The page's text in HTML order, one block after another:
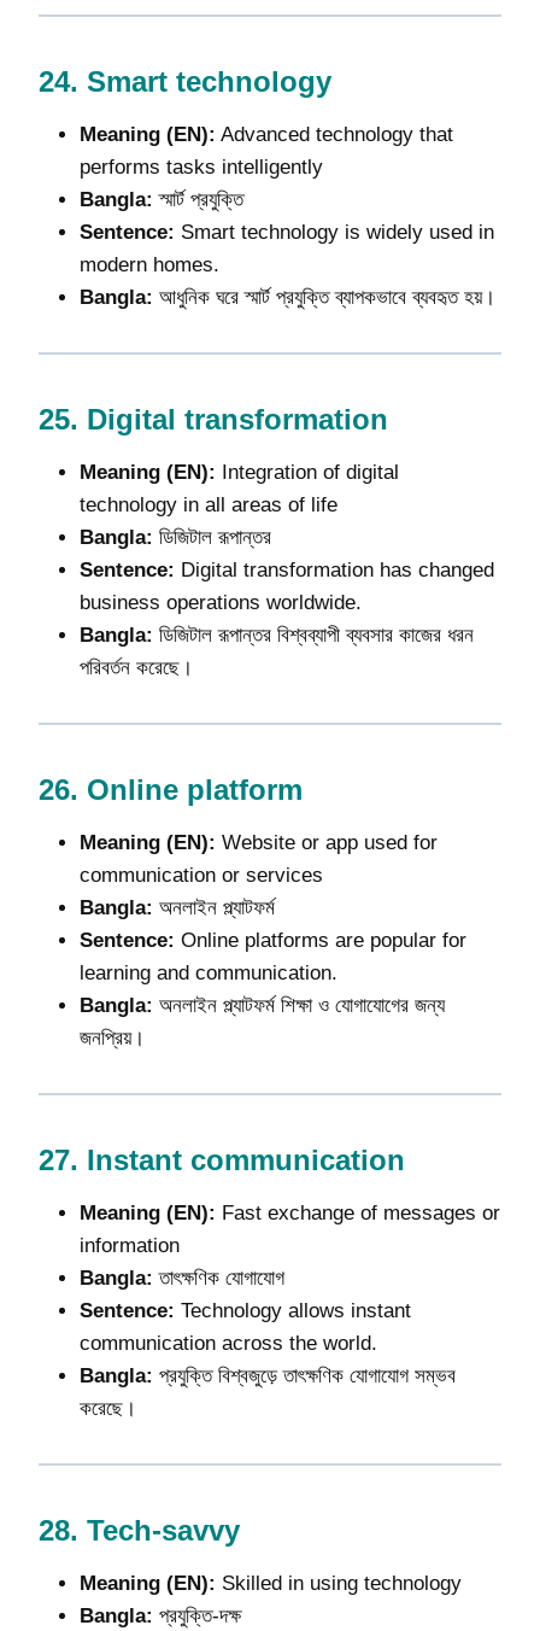
24. Smart technology
Meaning (EN): Advanced technology that
performs tasks intelligently
Bangla: স্মার্ট প্রযুক্তি
Sentence: Smart technology is widely used in
modern homes.
Bangla: আধুনিক ঘরে স্মার্ট প্রযুক্তি ব্যাপকভাবে ব্যবহৃত হয়।
25. Digital transformation
Meaning (EN): Integration of digital
technology in all areas of life
Bangla: ডিজিটাল রূপান্তর
Sentence: Digital transformation has changed
business operations worldwide.
Bangla: ডিজিটাল রূপান্তর বিশ্বব্যাপী ব্যবসার কাজের ধরন
পরিবর্তন করেছে।
26. Online platform
Meaning (EN): Website or app used for
communication or services
Bangla: অনলাইন প্ল্যাটফর্ম
Sentence: Online platforms are popular for
learning and communication.
Bangla: অনলাইন প্ল্যাটফর্ম শিক্ষা ও যোগাযোগের জন্য
জনপ্রিয়।
27. Instant communication
Meaning (EN): Fast exchange of messages or
information
Bangla: তাৎক্ষণিক যোগাযোগ
Sentence: Technology allows instant
communication across the world.
Bangla: প্রযুক্তি বিশ্বজুড়ে তাৎক্ষণিক যোগাযোগ সম্ভব
করেছে।
28. Tech-savvy
Meaning (EN): Skilled in using technology
Bangla: প্রযুক্তি-দক্ষ